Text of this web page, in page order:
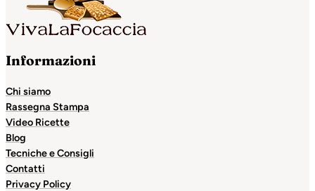
Informazioni
Chi siamo
Rassegna Stampa
Video Ricette
Blog
Tecniche e Consigli
Contatti
Privacy Policy